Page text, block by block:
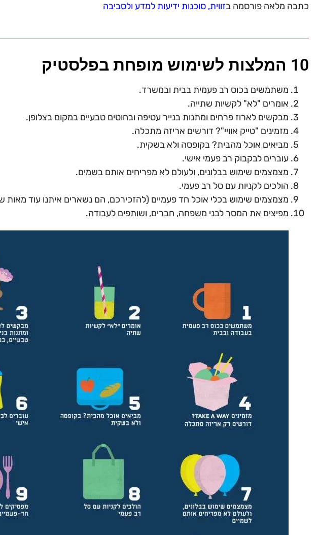
כתבה מלאה פורסמה בזווית, סוכנות ידיעות למדע ולסביבה
10 המלצות לשימוש מופחת בפלסטיק
משתמשים בכוס רב פעמית בבית ובמשרד.
אומרים "לא" לקשיות שתייה.
מבקשים לארוז פרחים ומתנות בנייר עטיפה ובחוטים טבעיים במקום בצלופן.
מזמינים "טייק אוויי"? דורשים אריזה מתכלה.
מביאים אוכל מהבית? בקופסה ולא בשקית.
עוברים לבקבוק רב פעמי אישי.
מצמצמים שימוש בבלונים, ולעולם לא מפריחים אותם בשמים.
הולכים לקניות עם סל רב פעמי.
מצמצמים שימוש בכלי אוכל חד פעמיים (להזכירכם, הם נשארים איתנו עוד מאות
מפיצים את המסר לבני משפחה, חברים, ושותפים לעבודה.